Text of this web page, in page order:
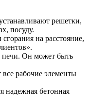
решетки,
посуду.
на расстояние,
Он может быть
рабочие элементы
надежная бетонная